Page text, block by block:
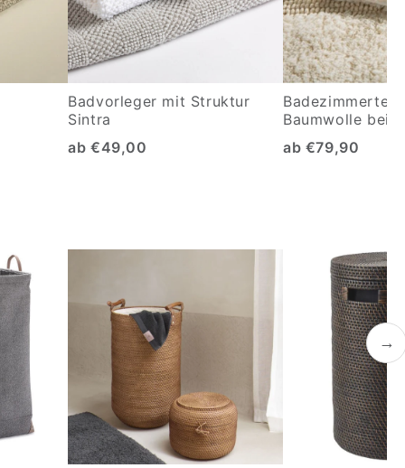
Badvorleger mit Struktur
Sintra
ab €49,00
Baumwolle
ab €79,90
→